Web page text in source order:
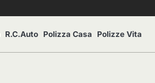
R.C.Auto Polizza Casa Polizze Vita